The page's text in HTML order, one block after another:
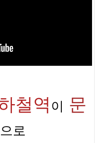
철역 이 문
으로